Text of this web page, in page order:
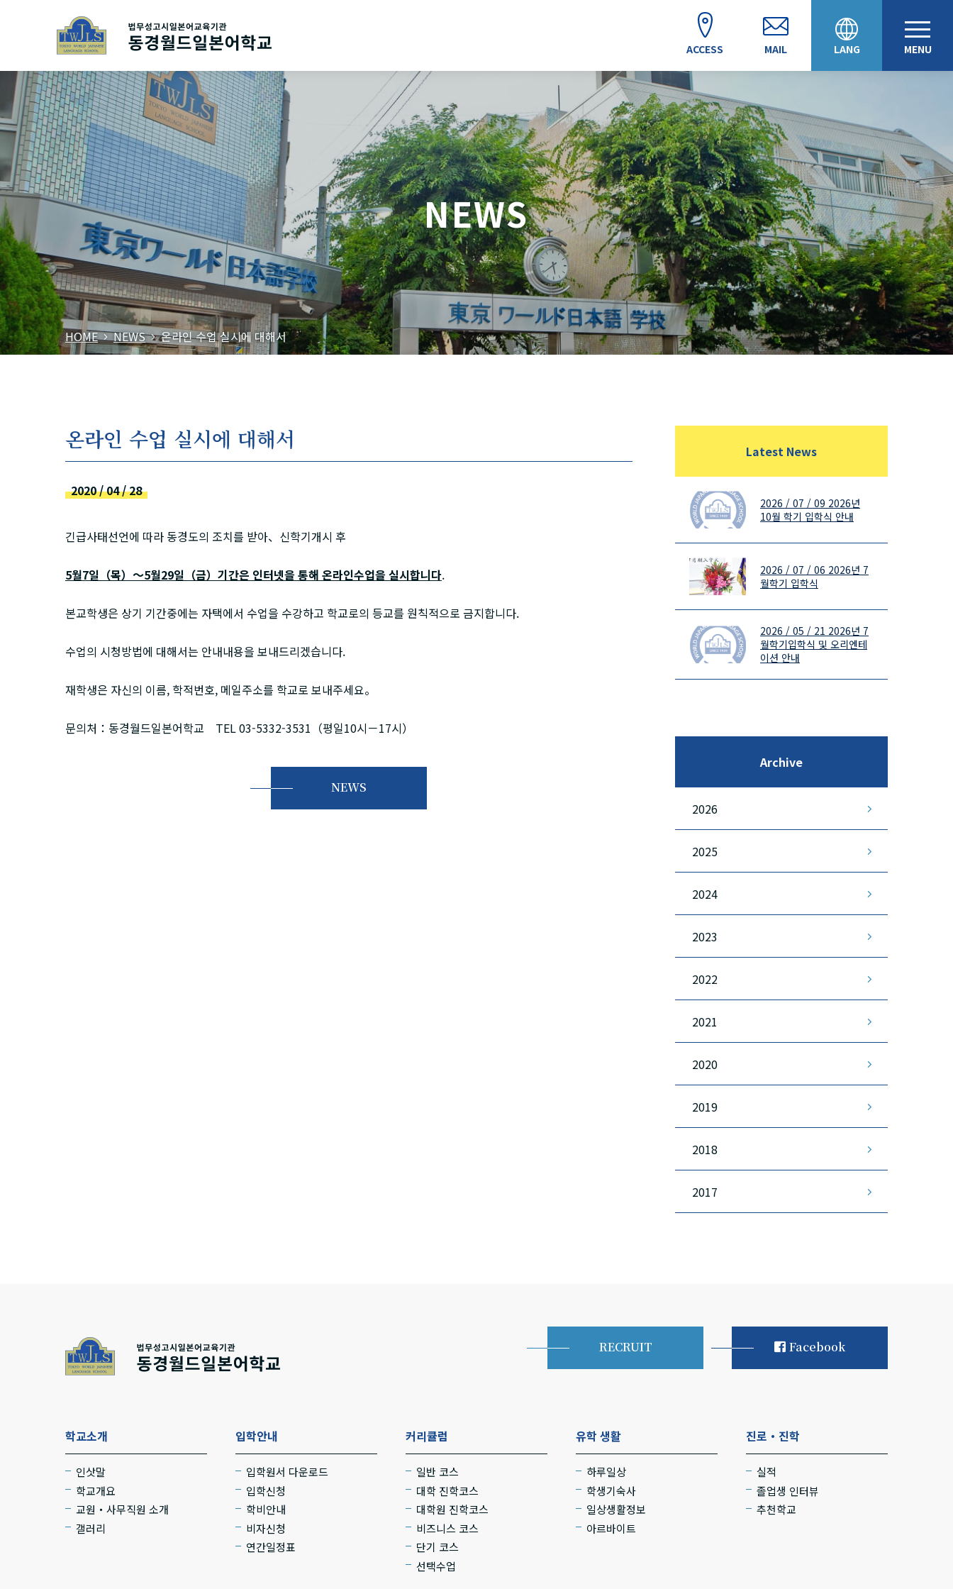
ACCESS MAIL LANG MENU
日本語
English
中文（简体）
한국어
Tiếng Việt
NEWS
HOME NEWS 온라인 수업 실시에 대해서
온라인 수업 실시에 대해서
2020 / 04 / 28
긴급사태선언에 따라 동경도의 조치를 받아、신학기개시 후
5월7일（목）～5월29일（금）기간은 인터넷을 통해 온라인수업을 실시합니다.
본교학생은 상기 기간중에는 자택에서 수업을 수강하고 학교로의 등교를 원칙적으로 금지합니다.
수업의 시청방법에 대해서는 안내내용을 보내드리겠습니다.
재학생은 자신의 이름, 학적번호, 메일주소를 학교로 보내주세요。
문의처：동경월드일본어학교 TEL 03-5332-3531（평일10시－17시）
NEWS
Latest News
2026 / 07 / 09 2026년
10월 학기 입학식 안내
2026 / 07 / 06 2026년 7
월학기 입학식
2026 / 05 / 21 2026년 7
월학기입학식 및 오리엔테
이션 안내
Archive
2026
2025
2024
2023
2022
2021
2020
2019
2018
2017
RECRUIT Facebook
학교소개
인삿말
학교개요
교원・사무직원 소개
갤러리
입학안내
입학원서 다운로드
입학신청
학비안내
비자신청
연간일정표
커리큘럼
일반 코스
대학 진학코스
대학원 진학코스
비즈니스 코스
단기 코스
선택수업
유학 생활
하루일상
학생기숙사
일상생활정보
아르바이트
진로・진학
실적
졸업생 인터뷰
추천학교